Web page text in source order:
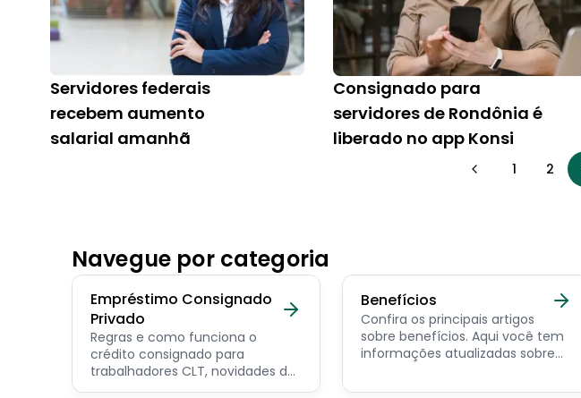
Servidores federais
recebem aumento
salarial amanhã
Consignado para
servidores de Rondônia é
liberado no app Konsi
1 2
Navegue por categoria
Empréstimo Consignado
Privado
Regras e como funciona o
crédito consignado para
trabalhadores CLT, novidades do
programa Crédito do
Benefícios
Confira os principais artigos
sobre benefícios. Aqui você tem
informações atualizadas sobre
servidor público, aposentado,